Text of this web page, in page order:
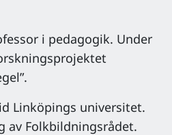
i pedagogik. Under
Linköpings universitet.
av Folkbildningsrådet.